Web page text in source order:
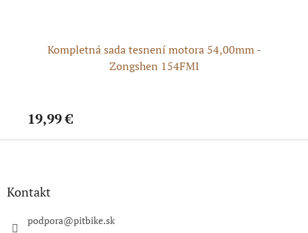
Kompletná sada tesnení motora 54,00mm -
Zongshen 154FMI
19,99 €
Z
Kontakt
podpora@pitbike.sk